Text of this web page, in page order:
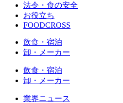
法令・食の安全
お役立ち
FOODCROSS
飲食・宿泊
卸・メーカー
飲食・宿泊
卸・メーカー
業界ニュース